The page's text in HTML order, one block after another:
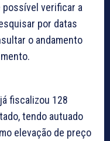
possível verificar a
por datas
o andamento
fiscalizou 128
tendo autuado
elevação de preço